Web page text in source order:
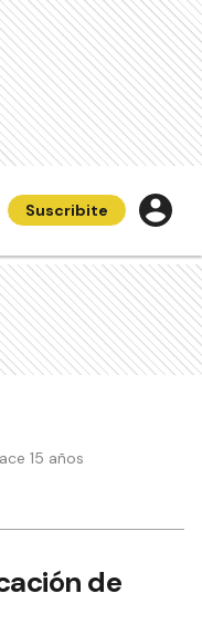
Suscribite
15 años
de